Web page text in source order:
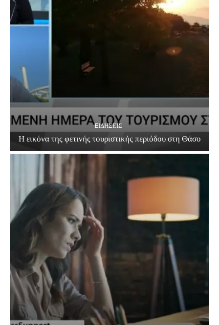
EΙΔΗΣΕΙΣ
Η εικόνα της φετινής τουριστικής περιόδου στη Θάσο